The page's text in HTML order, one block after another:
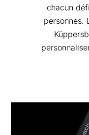
chacun
personnes.